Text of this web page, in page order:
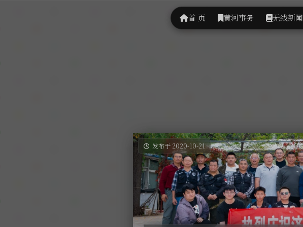
首 页 黄河事务 无线新闻
发布于 2020-10-21